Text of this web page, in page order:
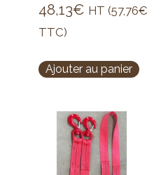
48,13€ HT (57,76€
TTC)
Ajouter au panier